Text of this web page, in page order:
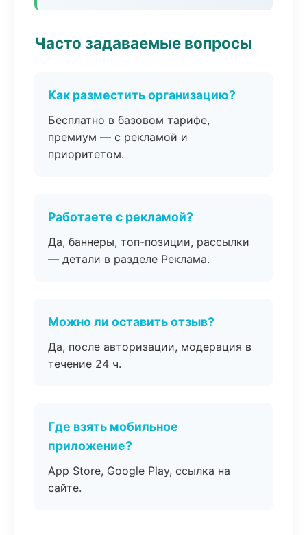
Часто задаваемые вопросы
Как разместить организацию?
Бесплатно в базовом тарифе,
премиум — с рекламой и
приоритетом.
Работаете с рекламой?
Да, баннеры, топ-позиции, рассылки
— детали в разделе Реклама.
Можно ли оставить отзыв?
Да, после авторизации, модерация в
течение 24 ч.
Где взять мобильное
приложение?
App Store, Google Play, ссылка на
сайте.